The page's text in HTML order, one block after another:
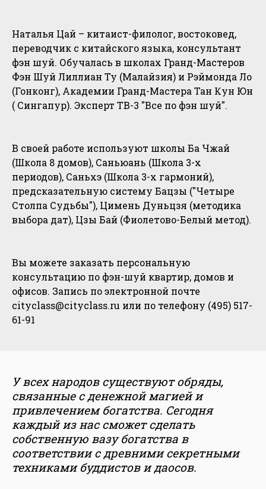
Наталья Цай – китаист-филолог, востоковед,
переводчик с китайского языка, консультант
фэн шуй. Обучалась в школах Гранд-Мастеров
Фэн Шуй Лиллиан Ту (Малайзия) и Рэймонда Ло
(Гонконг), Академии Гранд-Мастера Тан Кун Юн
( Сингапур). Эксперт ТВ-3 "Все по фэн шуй".
В своей работе используют школы Ба Чжай
(Школа 8 домов), Саньюань (Школа 3-х
периодов), Саньхэ (Школа 3-х гармоний),
предсказательную систему Бацзы ("Четыре
Столпа Судьбы"), Цимень Дуньцзя (методика
выбора дат), Цзы Бай (Фиолетово-Белый метод).
Вы можете заказать персональную
консультацию по фэн-шуй квартир, домов и
офисов. Запись по электронной почте
cityclass@cityclass.ru или по телефону (495) 517-
61-91
У всех народов существуют обряды,
связанные с денежной магией и
привлечением богатства. Сегодня
каждый из нас сможет сделать
собственную вазу богатства в
соответствии с древними секретными
техниками буддистов и даосов.